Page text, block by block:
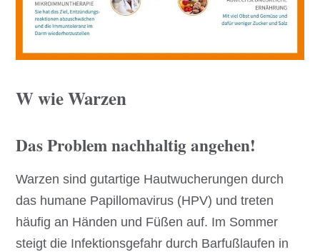
W wie Warzen
Das Problem nachhaltig angehen!
Warzen sind gutartige Hautwucherungen durch
das humane Papillomavirus (HPV) und treten
häufig an Händen und Füßen auf. Im Sommer
steigt die Infektionsgefahr durch Barfußlaufen in